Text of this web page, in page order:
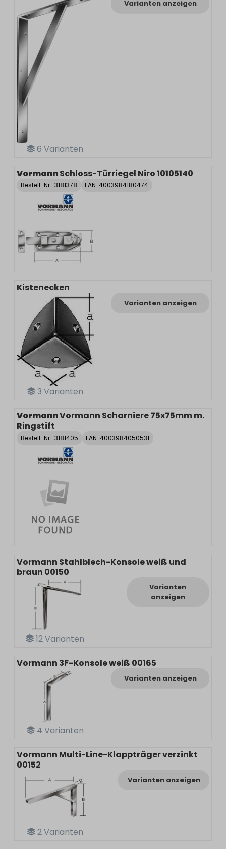
6 Varianten
Varianten anzeigen
VormannSchloss-Türriegel Niro 10105140
Bestell-Nr.: 3181378 EAN: 4003984180474
3 Varianten
Kistenecken
Varianten anzeigen
VormannVormann Scharniere 75x75mm m.
Ringstift
Bestell-Nr.: 3181405 EAN: 4003984050531
12Varianten
Vormann Stahlblech-Konsole weiß und
braun 00150
Varianten
anzeigen
4 Varianten
Vormann 3F-Konsole weiß 00165
Varianten anzeigen
2Varianten
Vormann Multi-Line-Klappträger verzinkt
00152
Varianten anzeigen